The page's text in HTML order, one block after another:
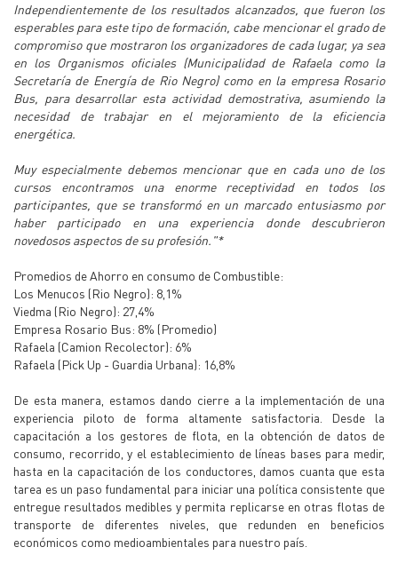
Independientemente de los resultados alcanzados, que fueron los
esperables para este tipo de formación, cabe mencionar el grado de
compromiso que mostraron los organizadores de cada lugar, ya sea
en los Organismos oficiales (Municipalidad de Rafaela como la
Secretaría de Energía de Rio Negro) como en la empresa Rosario
Bus, para desarrollar esta actividad demostrativa, asumiendo la
necesidad de trabajar en el mejoramiento de la eficiencia
energética.
Muy especialmente debemos mencionar que en cada uno de los
cursos encontramos una enorme receptividad en todos los
participantes, que se transformó en un marcado entusiasmo por
haber participado en una experiencia donde descubrieron
novedosos aspectos de su profesión."*
Promedios de Ahorro en consumo de Combustible:
Los Menucos (Rio Negro): 8,1%
Viedma (Rio Negro): 27,4%
Empresa Rosario Bus: 8% (Promedio)
Rafaela (Camion Recolector): 6%
Rafaela (Pick Up - Guardia Urbana): 16,8%
De esta manera, estamos dando cierre a la implementación de una
experiencia piloto de forma altamente satisfactoria. Desde la
capacitación a los gestores de flota, en la obtención de datos de
consumo, recorrido, y el establecimiento de líneas bases para medir,
hasta en la capacitación de los conductores, damos cuanta que esta
tarea es un paso fundamental para iniciar una política consistente que
entregue resultados medibles y permita replicarse en otras flotas de
transporte de diferentes niveles, que redunden en beneficios
económicos como medioambientales para nuestro país.